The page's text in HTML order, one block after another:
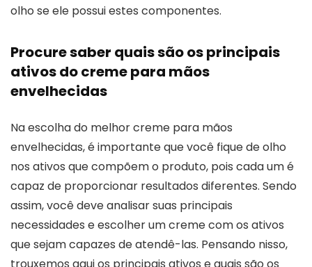
olho se ele possui estes componentes.
Procure saber quais são os principais
ativos do creme para mãos
envelhecidas
Na escolha do melhor creme para mãos
envelhecidas, é importante que você fique de olho
nos ativos que compõem o produto, pois cada um é
capaz de proporcionar resultados diferentes. Sendo
assim, você deve analisar suas principais
necessidades e escolher um creme com os ativos
que sejam capazes de atendê-las. Pensando nisso,
trouxemos aqui os principais ativos e quais são os